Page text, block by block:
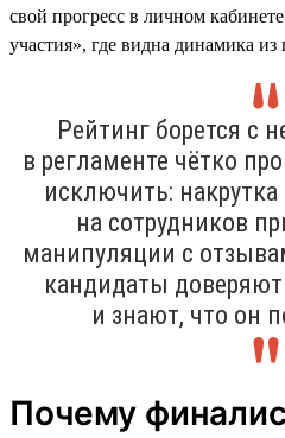
свой прогресс в личном
участия», где видна динамика из
Рейтинг борется с
в регламенте чётко
исключить:
на сотрудников
манипуляции с
кандидаты
и знают, что он
Почему